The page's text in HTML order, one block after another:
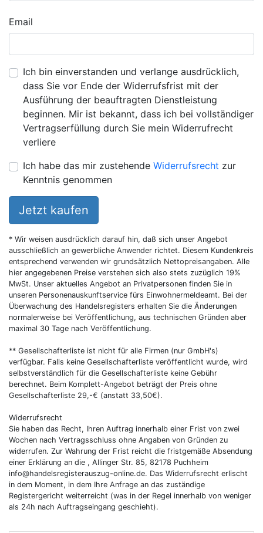
Email
Ich bin einverstanden und verlange ausdrücklich,
dass Sie vor Ende der Widerrufsfrist mit der
Ausführung der beauftragten Dienstleistung
beginnen. Mir ist bekannt, dass ich bei vollständiger
Vertragserfüllung durch Sie mein Widerrufrecht
verliere
Ich habe das mir zustehende Widerrufsrecht zur
Kenntnis genommen
Jetzt kaufen
* Wir weisen ausdrücklich darauf hin, daß sich unser Angebot
ausschließlich an gewerbliche Anwender richtet. Diesem Kundenkreis
entsprechend verwenden wir grundsätzlich Nettopreisangaben. Alle
hier angegebenen Preise verstehen sich also stets zuzüglich 19%
MwSt. Unser aktuelles Angebot an Privatpersonen finden Sie in
unseren Personenauskunftservice fürs Einwohnermeldeamt. Bei der
Überwachung des Handelsregisters erhalten Sie die Änderungen
normalerweise bei Veröffentlichung, aus technischen Gründen aber
maximal 30 Tage nach Veröffentlichung.
** Gesellschafterliste ist nicht für alle Firmen (nur GmbH's)
verfügbar. Falls keine Gesellschafterliste veröffentlicht wurde, wird
selbstverständlich für die Gesellschafterliste keine Gebühr
berechnet. Beim Komplett-Angebot beträgt der Preis ohne
Gesellschafterliste 29,-€ (anstatt 33,50€).
Widerrufsrecht
Sie haben das Recht, Ihren Auftrag innerhalb einer Frist von zwei
Wochen nach Vertragsschluss ohne Angaben von Gründen zu
widerrufen. Zur Wahrung der Frist reicht die fristgemäße Absendung
einer Erklärung an die , Allinger Str. 85, 82178 Puchheim
info@handelsregisterauszug-online.de. Das Widerrufsrecht erlischt
in dem Moment, in dem Ihre Anfrage an das zuständige
Registergericht weiterreicht (was in der Regel innerhalb von weniger
als 24h nach Auftragseingang geschieht).